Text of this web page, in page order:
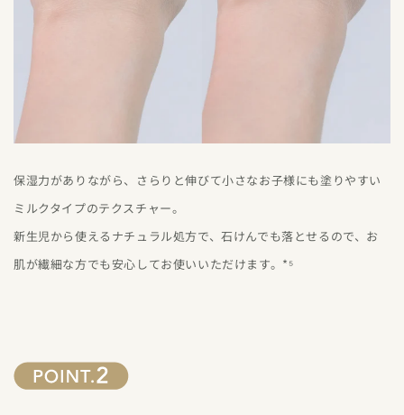
保湿力がありながら、さらりと伸びて小さなお子様にも塗りやすい
ミルクタイプのテクスチャー。
新生児から使えるナチュラル処方で、石けんでも落とせるので、お
肌が繊細な方でも安心してお使いいただけます。*⁵